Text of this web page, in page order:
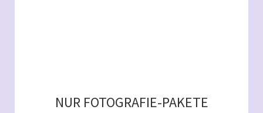
NUR FOTOGRAFIE-PAKETE